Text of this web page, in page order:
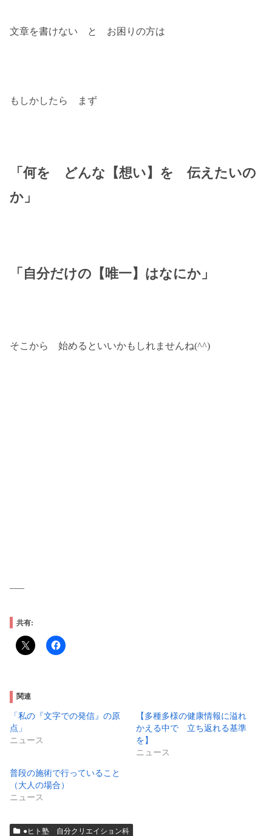
文章を書けない と お困りの方は
もしかしたら まず
「何を どんな【想い】を 伝えたいの
か」
「自分だけの【唯一】はなにか」
そこから 始めるといいかもしれませんね(^^)
—–
共有:
関連
「私の『文字での発信』の原
点」
ニュース
【多種多様の健康情報に溢れ
かえる中で 立ち返れる基準
を】
ニュース
普段の施術で行っていること
（大人の場合）
ニュース
●ヒト塾 自分クリエイション科